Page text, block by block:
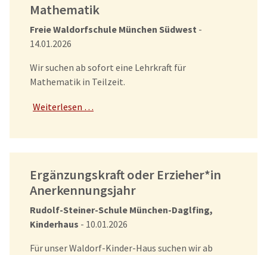
Mathematik
Freie Waldorfschule München Südwest -
14.01.2026
Wir suchen ab sofort eine Lehrkraft für
Mathematik in Teilzeit.
Weiterlesen …
Ergänzungskraft oder Erzieher*in
Anerkennungsjahr
Rudolf-Steiner-Schule München-Daglfing,
Kinderhaus - 10.01.2026
Für unser Waldorf-Kinder-Haus suchen wir ab